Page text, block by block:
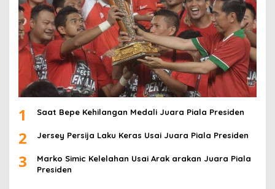
1 Saat Bepe Kehilangan Medali Juara Piala Presiden
2 Jersey Persija Laku Keras Usai Juara Piala Presiden
3
Marko Simic Kelelahan Usai Arak arakan Juara Piala
Presiden